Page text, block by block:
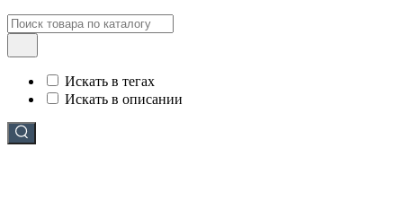
Искать в тегах
Искать в описании